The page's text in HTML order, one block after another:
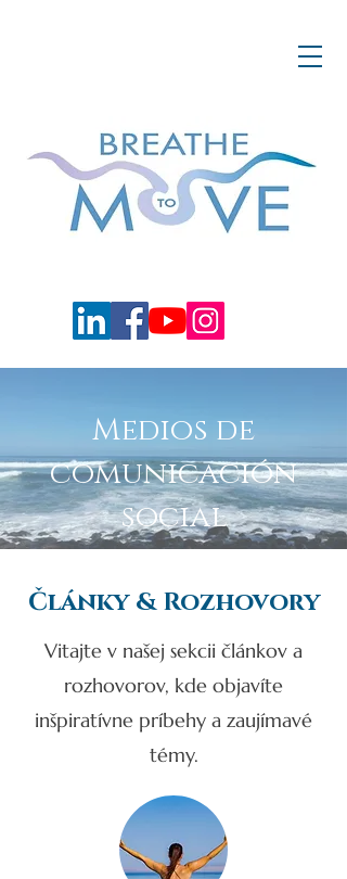
Medios de
comunicación
social
Články & Rozhovory
Vitajte v našej sekcii článkov a
rozhovorov, kde objavíte
inšpiratívne príbehy a zaujímavé
témy.